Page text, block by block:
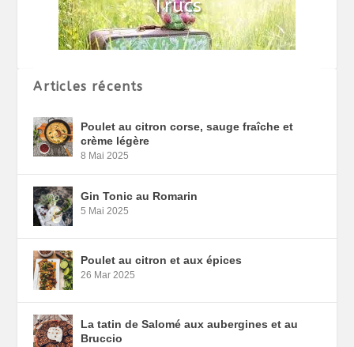
Articles récents
Poulet au citron corse, sauge fraîche et
crème légère
8 Mai 2025
Gin Tonic au Romarin
5 Mai 2025
Poulet au citron et aux épices
26 Mar 2025
La tatin de Salomé aux aubergines et au
Bruccio